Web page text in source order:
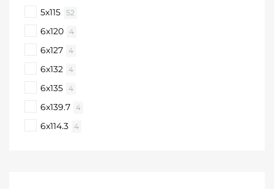
5x115 52
6x120 4
6x127 4
6x132 4
6x135 4
6x139.7 4
6x114.3 4